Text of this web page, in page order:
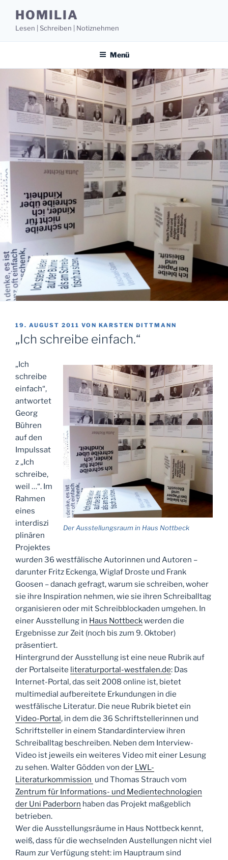
Inhalt
springen
HOMILIA
Lesen | Schreiben | Notiznehmen
Menü
VERÖFFENTLICHT
AM
19. AUGUST 2011 VON KARSTEN DITTMANN
„Ich schreibe einfach.“
Der Ausstellungsraum in Haus Nottbeck
„Ich
schreibe
einfach“,
antwortet
Georg
Bühren
auf den
Impulssat
z „Ich
schreibe,
weil …“. Im
Rahmen
eines
interdiszi
plinären
Projektes
wurden 36 westfälische Autorinnen und Autoren –
darunter Fritz Eckenga, Wiglaf Droste und Frank
Goosen – danach gefragt, warum sie schreiben, woher
sie ihre Inspiration nehmen, wie sie ihren Schreiballtag
organisieren oder mit Schreibblockaden umgehen. In
einer Ausstellung in Haus Nottbeckwerden die
Ergebnisse zur Zeit (noch bis zum 9. Oktober)
präsentiert.
Hintergrund der Ausstellung ist eine neue Rubrik auf
der Portalseite literaturportal-westfalen.de: Das
Internet-Portal, das seit 2008 online ist, bietet
multimedial aufbereitete Erkundungen in die
westfälische Literatur. Die neue Rubrik bietet ein
Video-Portal, in dem die 36 Schriftstellerinnen und
Schriftsteller in einem Standardinterview ihren
Schreiballtag beschreiben. Neben dem Interview-
Video ist jeweils ein weiteres Video mit einer Lesung
zu sehen. Walter Gödden von der LWL-
Literaturkommission und Thomas Strauch vom
Zentrum für Informations- und Medientechnologien
der Uni Paderborn haben das Projekt maßgeblich
betrieben.
Wer die Ausstellungsräume in Haus Nottbeck kennt,
weiß, dass für die wechselnden Austellungen nicht viel
Raum zur Verfügung steht: im Hauptraum sind